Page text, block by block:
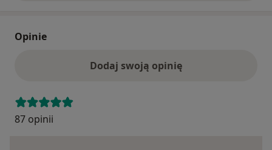
Opinie
Dodaj swoją opinię
87 opinii